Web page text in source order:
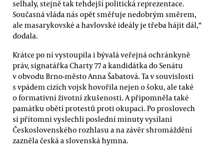
selhaly, stejně tak tehdejší politická reprezentace.
Současná vláda nás opět směřuje nedobrým směrem,
ale masarykovské a havlovské ideály je třeba hájit dál,“
dodala.
Krátce po ní vystoupila i bývalá veřejná ochránkyně
práv, signatářka Charty 77 a kandidátka do Senátu
v obvodu Brno-město Anna Šabatová. Ta v souvislosti
s vpádem cizích vojsk hovořila nejen o šoku, ale také
o formativní životní zkušenosti. A připomněla také
památku obětí protestů proti okupaci. Po proslovech
si přítomni vyslechli poslední minuty vysílaní
Československého rozhlasu a na závěr shromáždění
zazněla česká a slovenská hymna.